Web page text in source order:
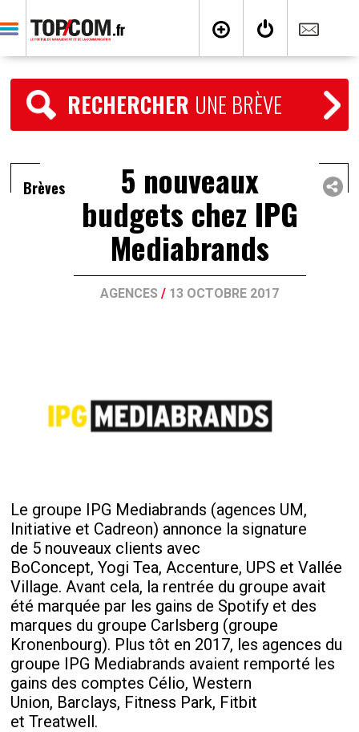
RECHERCHER UNE BRÈVE
Brèves 5 nouveaux
budgets chez IPG
Mediabrands
AGENCES / 13 OCTOBRE 2017
Le groupe IPG Mediabrands (agences UM,
Initiative et Cadreon) annonce la signature
de 5 nouveaux clients avec
BoConcept, Yogi Tea, Accenture, UPS et Vallée
Village. Avant cela, la rentrée du groupe avait
été marquée par les gains de Spotify et des
marques du groupe Carlsberg (groupe
Kronenbourg). Plus tôt en 2017, les agences du
groupe IPG Mediabrands avaient remporté les
gains des comptes Célio, Western
Union, Barclays, Fitness Park, Fitbit
et Treatwell.